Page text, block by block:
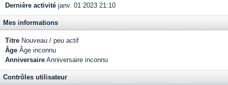
Dernière activité janv. 01 2023 21:10
Mes informations
Titre Nouveau / peu actif
Âge Âge inconnu
Anniversaire Anniversaire inconnu
Contrôles utilisateur